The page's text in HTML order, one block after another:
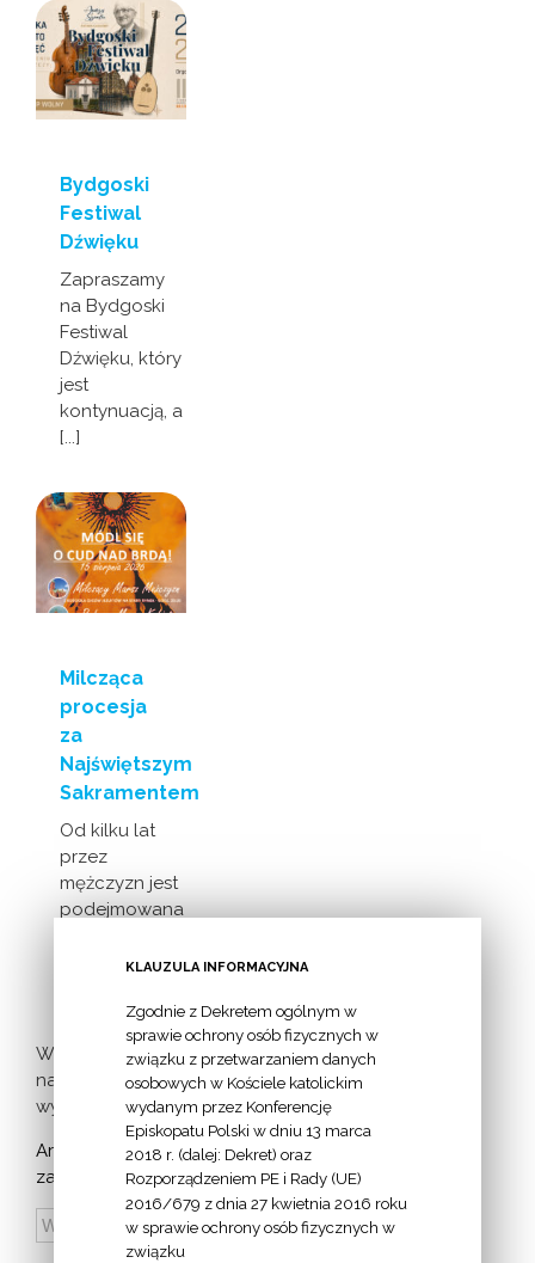
Bydgoski
Festiwal
Dźwięku
Zapraszamy
na Bydgoski
Festiwal
Dźwięku, który
jest
kontynuacją, a
[...]
Milcząca
procesja
za
Najświętszym
Sakramentem
Od kilku lat
przez
mężczyzn jest
podejmowana
milczącej [...]
Więcej
nadchodzących
wydarzeń >
Archiwum
zapowiedzi:
KLAUZULA INFORMACYJNA
Zgodnie z Dekretem ogólnym w
sprawie ochrony osób fizycznych w
związku z przetwarzaniem danych
osobowych w Kościele katolickim
wydanym przez Konferencję
Episkopatu Polski w dniu 13 marca
2018 r. (dalej: Dekret) oraz
Rozporządzeniem PE i Rady (UE)
2016/679 z dnia 27 kwietnia 2016 roku
w sprawie ochrony osób fizycznych w
związku